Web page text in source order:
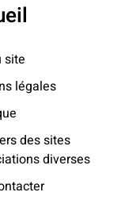
site
légales
des sites
diverses